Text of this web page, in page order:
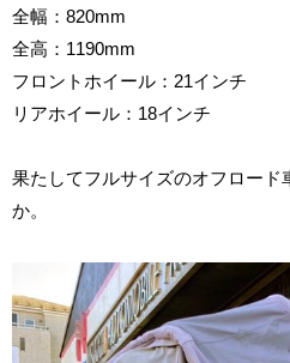
全幅：820mm
全高：1190mm
フロントホイール：21インチ
リアホイール：18インチ
果たしてフルサイズのオフロード
か。